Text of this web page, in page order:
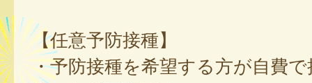
【任意予防接種】
・予防接種を希望する方が自費